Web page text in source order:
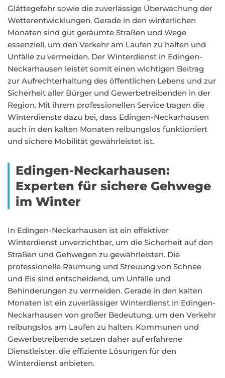
Glättegefahr sowie die zuverlässige Überwachung der
Wetterentwicklungen. Gerade in den winterlichen
Monaten sind gut geräumte Straßen und Wege
essenziell, um den Verkehr am Laufen zu halten und
Unfälle zu vermeiden. Der Winterdienst in Edingen-
Neckarhausen leistet somit einen wichtigen Beitrag
zur Aufrechterhaltung des öffentlichen Lebens und zur
Sicherheit aller Bürger und Gewerbetreibenden in der
Region. Mit ihrem professionellen Service tragen die
Winterdienste dazu bei, dass Edingen-Neckarhausen
auch in den kalten Monaten reibungslos funktioniert
und sichere Mobilität gewährleistet ist.
Edingen-Neckarhausen:
Experten für sichere Gehwege
im Winter
In Edingen-Neckarhausen ist ein effektiver
Winterdienst unverzichtbar, um die Sicherheit auf den
Straßen und Gehwegen zu gewährleisten. Die
professionelle Räumung und Streuung von Schnee
und Eis sind entscheidend, um Unfälle und
Behinderungen zu vermeiden. Gerade in den kalten
Monaten ist ein zuverlässiger Winterdienst in Edingen-
Neckarhausen von großer Bedeutung, um den Verkehr
reibungslos am Laufen zu halten. Kommunen und
Gewerbetreibende setzen daher auf erfahrene
Dienstleister, die effiziente Lösungen für den
Winterdienst anbieten.